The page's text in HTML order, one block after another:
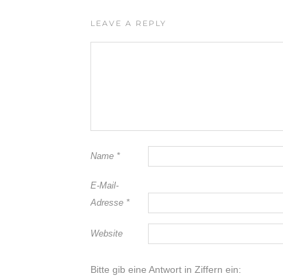
LEAVE A REPLY
Name *
E-Mail-
Adresse *
Website
Bitte gib eine Antwort in Ziffern ein: